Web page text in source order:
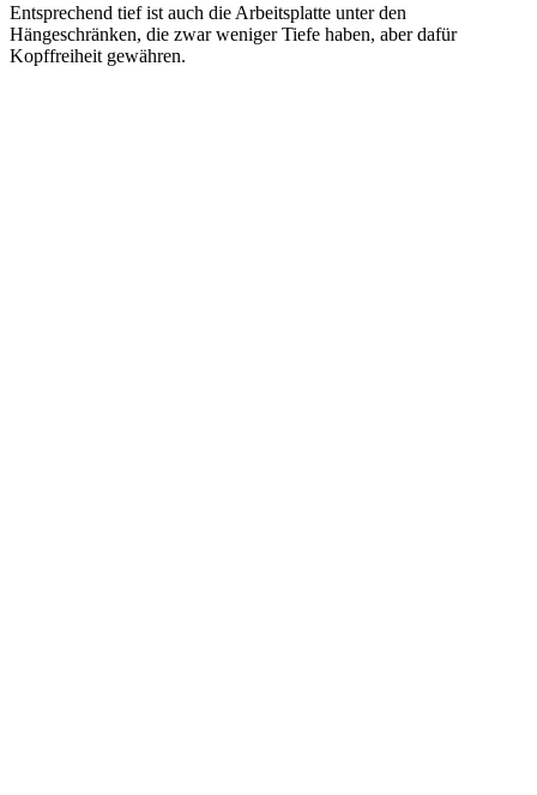
Entsprechend tief ist auch die Arbeitsplatte unter den
Hängeschränken, die zwar weniger Tiefe haben, aber dafür
Kopffreiheit gewähren.